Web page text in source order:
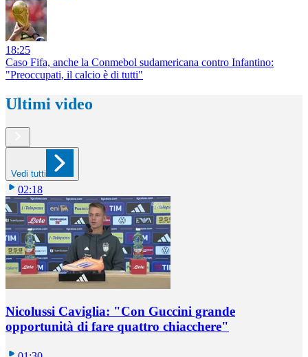
18:25
Caso Fifa, anche la Conmebol sudamericana contro Infantino:
"Preoccupati, il calcio è di tutti"
Ultimi video
Vedi tutti
02:18
Nicolussi Caviglia: "Con Guccini grande
opportunità di fare quattro chiacchere"